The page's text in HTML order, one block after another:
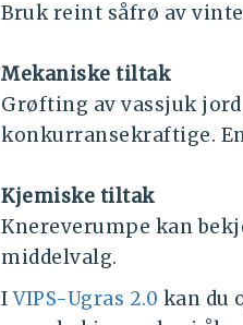
Bruk reint såfrø av
Mekaniske tiltak
Grøfting av vassjuk
konkurransekraftige.
Kjemiske tiltak
Knereverumpe kan
middelvalg.
IVIPS-Ugras 2.0 kan du